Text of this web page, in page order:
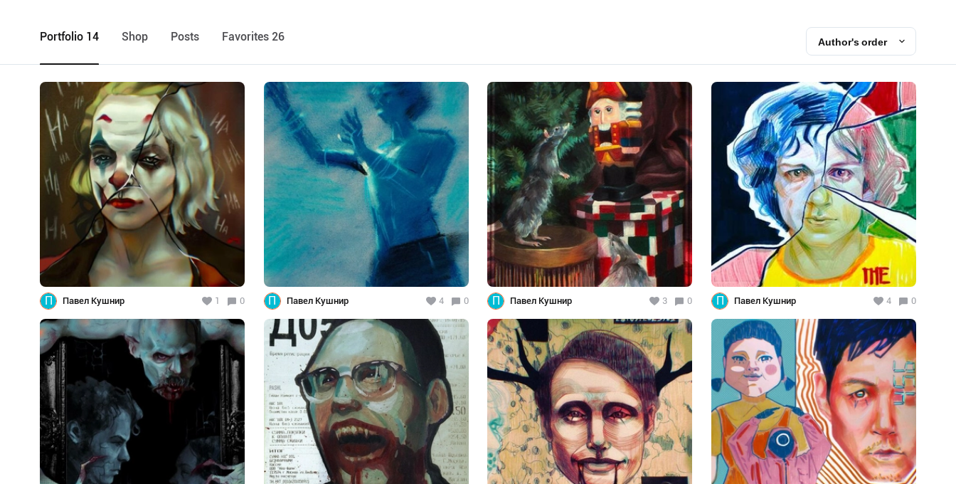
Portfolio 14 Shop Posts Favorites 26 Author's order
П Павел Кушнир 1 0 П Павел Кушнир 4 0 П Павел Кушнир 3 0 П Павел Кушнир 4 0